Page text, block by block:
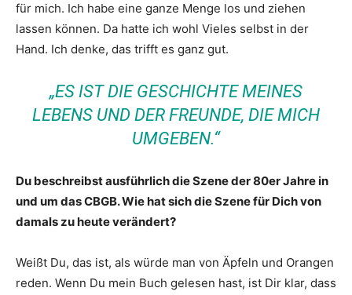
für mich. Ich habe eine ganze Menge los und ziehen
lassen können. Da hatte ich wohl Vieles selbst in der
Hand. Ich denke, das trifft es ganz gut.
„ES IST DIE GESCHICHTE MEINES
LEBENS UND DER FREUNDE, DIE MICH
UMGEBEN.“
Du beschreibst ausführlich die Szene der 80er Jahre in
und um das CBGB. Wie hat sich die Szene für Dich von
damals zu heute verändert?
Weißt Du, das ist, als würde man von Äpfeln und Orangen
reden. Wenn Du mein Buch gelesen hast, ist Dir klar, dass